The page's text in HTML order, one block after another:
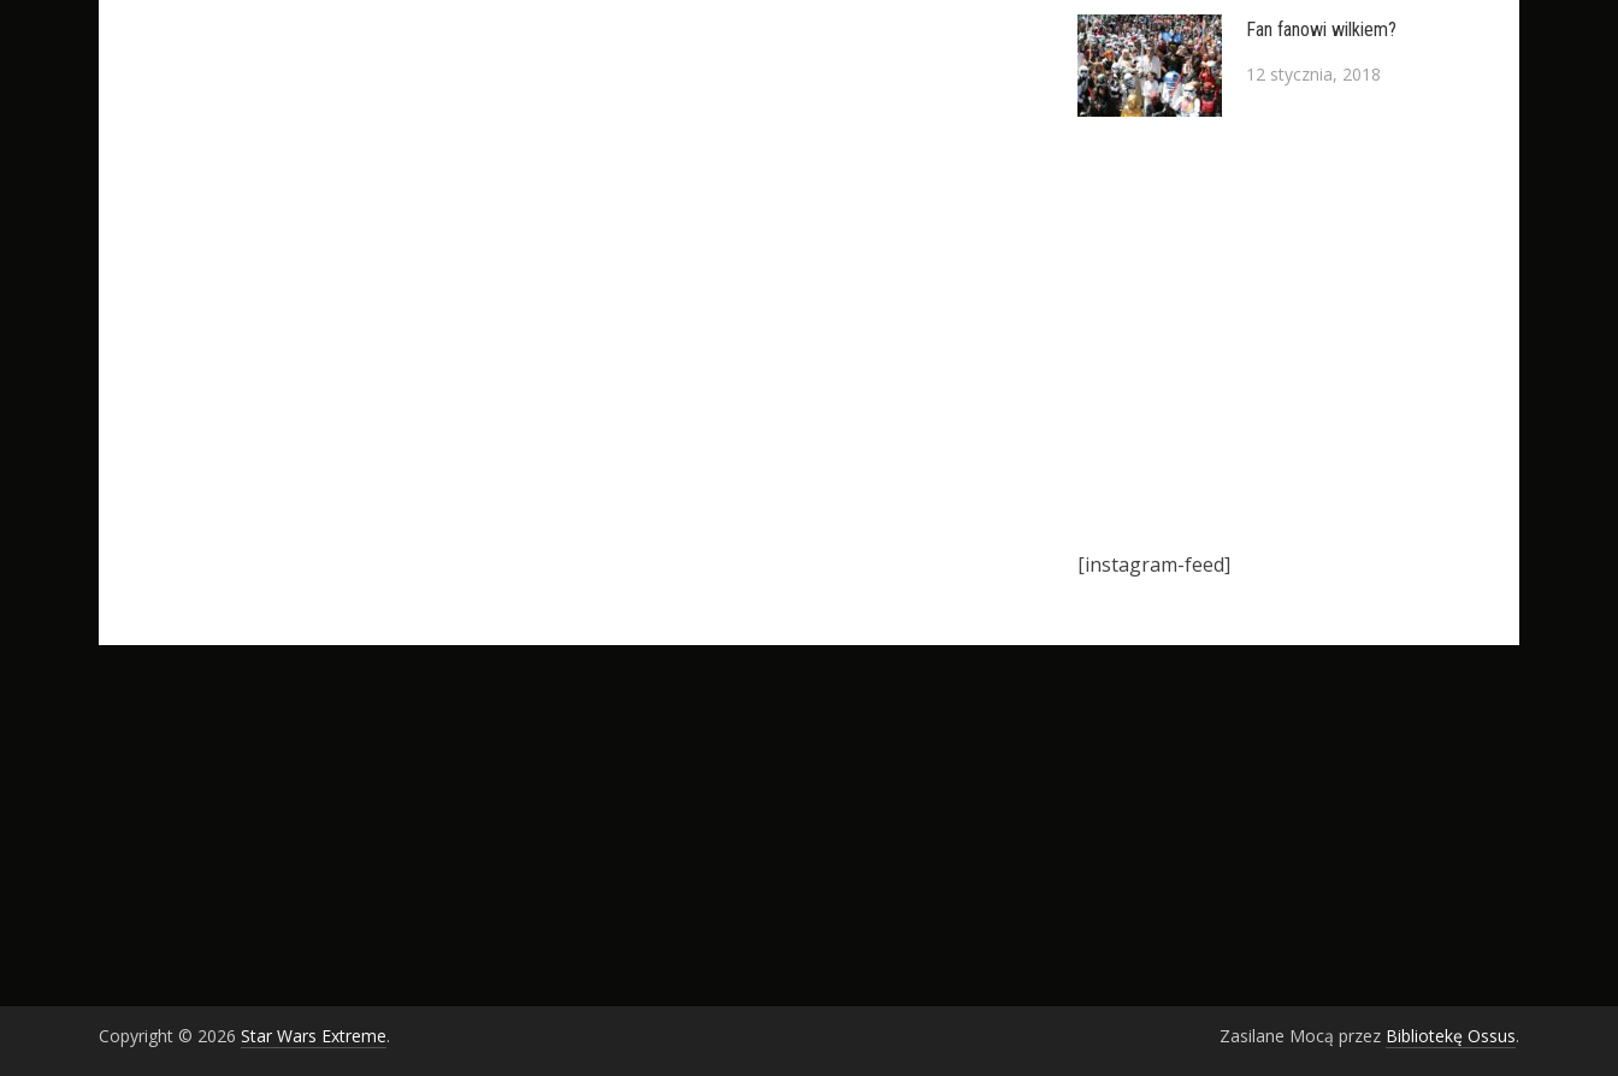
Fan fanowi wilkiem?
12 stycznia, 2018
[instagram-feed]
Copyright © 2026 Star Wars Extreme. Zasilane Mocą przez Bibliotekę Ossus.